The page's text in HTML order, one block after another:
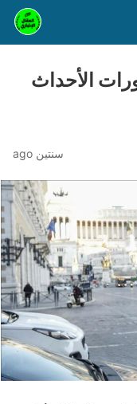
الأحداث
سنتين ago